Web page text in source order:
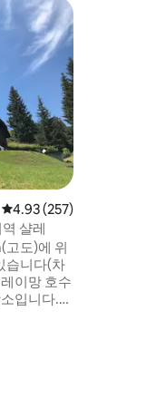
평점 4.93점(5점 만점),
4.93 (257)
샬레
고도)에 위
습니다(차
이망 호수
입니다.